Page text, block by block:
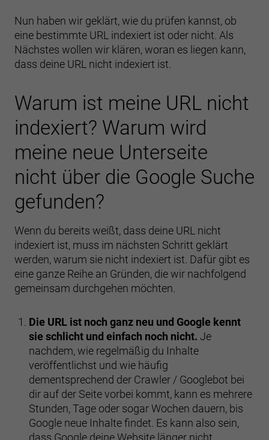
Nun haben wir geklärt, wie du prüfen kannst, ob
eine bestimmte URL indexiert ist oder nicht. Als
Nächstes wollen wir klären, woran es liegen kann,
dass deine URL nicht indexiert ist.
Warum ist meine URL nicht
indexiert? Warum wird
meine neue Unterseite
nicht über die Google Suche
gefunden?
Wenn du bereits weißt, dass deine URL nicht
indexiert ist, muss im nächsten Schritt geklärt
werden, warum sie nicht indexiert ist. Dafür gibt es
eine ganze Reihe an Gründen, die wir nachfolgend
gemeinsam durchgehen möchten.
Die URL ist noch ganz neu und Google kennt
sie schlicht und einfach noch nicht. Je
nachdem, wie regelmäßig du Inhalte
veröffentlichst und wie häufig
dementsprechend der Crawler / Googlebot bei
dir auf der Seite vorbei kommt, kann es mehrere
Stunden, Tage oder sogar Wochen dauern, bis
Google neue Inhalte findet. Es kann also sein,
dass Google deine Website länger nicht